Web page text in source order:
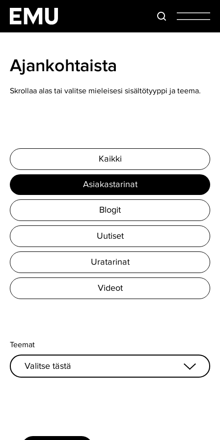
Ajankohtaista
Skrollaa alas tai valitse mieleisesi sisältötyyppi ja teema.
Kaikki
Asiakastarinat
Blogit
Uutiset
Uratarinat
Videot
Teemat
Valitse tästä